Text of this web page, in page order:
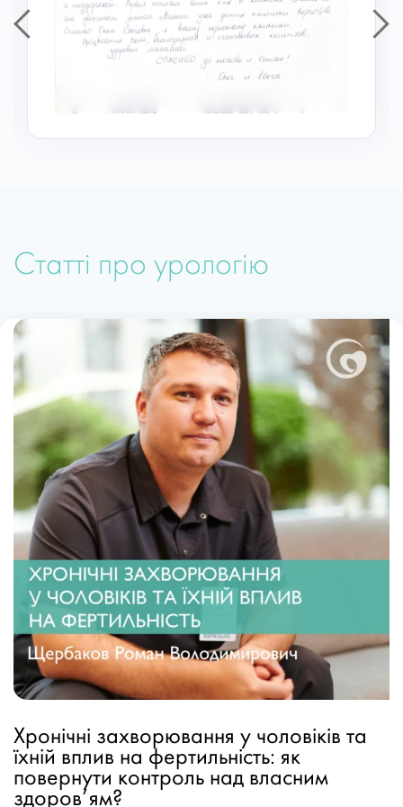
Всесвіт! Всесвіт, який вони мають змогу
обійняти – своїх довгоочікуваних діточок…
Тетяна Воробйова
Статті про урологію
Хронічні захворювання у чоловіків та
їхній вплив на фертильність: як
повернути контроль над власним
здоров’ям?